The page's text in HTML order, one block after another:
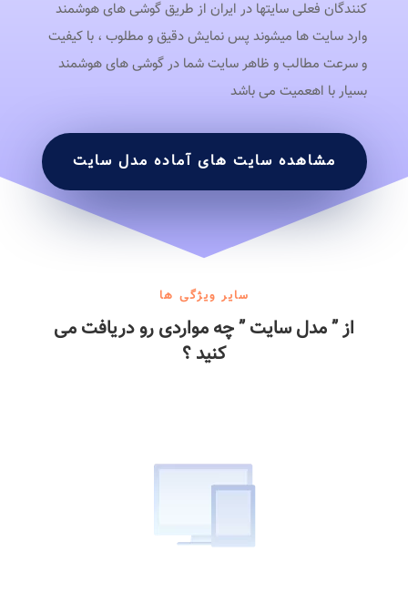
کنندگان فعلی سایتها در ایران از طریق گوشی های هوشمند
وارد سایت ها میشوند پس نمایش دقیق و مطلوب ، با کیفیت
و سرعت مطالب و ظاهر سایت شما در گوشی های هوشمند
بسیار با اهعمیت می باشد
مشاهده سایت های آماده مدل سایت
سایر ویژگی ها
از ” مدل سایت ” چه مواردی رو دریافت می
کنید ؟